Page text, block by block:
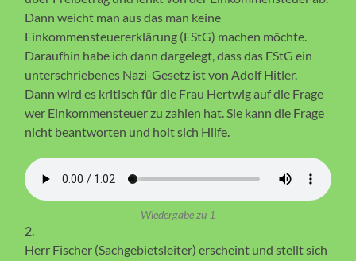
Dann weicht man aus das man keine
Einkommensteuererklärung (EStG) machen möchte.
Daraufhin habe ich dann dargelegt, dass das EStG ein
unterschriebenes Nazi-Gesetz ist von Adolf Hitler.
Dann wird es kritisch für die Frau Hertwig auf die Frage
wer Einkommensteuer zu zahlen hat. Sie kann die Frage
nicht beantworten und holt sich Hilfe.
Wiedergabe zu 1
2.
Herr Fischer (Sachgebietsleiter) erscheint und stellt sich